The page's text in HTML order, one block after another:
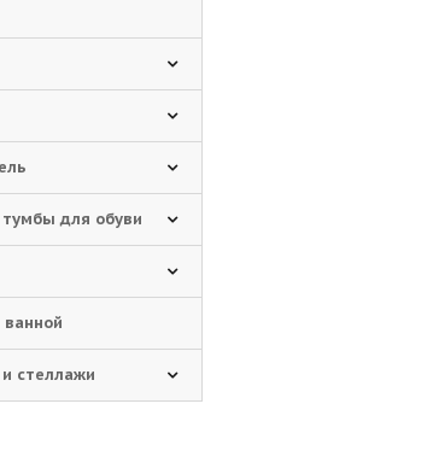
для обуви
стеллажи